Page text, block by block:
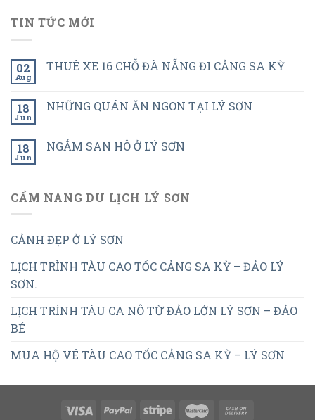
TIN TỨC MỚI
02
Aug
THUÊ XE 16 CHỖ ĐÀ NẴNG ĐI CẢNG SA KỲ
18
Jun
NHỮNG QUÁN ĂN NGON TẠI LÝ SƠN
18
Jun
NGẮM SAN HÔ Ở LÝ SƠN
CẨM NANG DU LỊCH LÝ SƠN
CẢNH ĐẸP Ở LÝ SƠN
LỊCH TRÌNH TÀU CAO TỐC CẢNG SA KỲ – ĐẢO LÝ
SƠN.
LỊCH TRÌNH TÀU CA NÔ TỪ ĐẢO LỚN LÝ SƠN – ĐẢO
BÉ
MUA HỘ VÉ TÀU CAO TỐC CẢNG SA KỲ – LÝ SƠN